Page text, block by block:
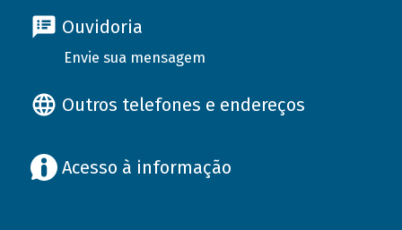
Ouvidoria
Envie sua mensagem
Outros telefones e endereços
Acesso à informação